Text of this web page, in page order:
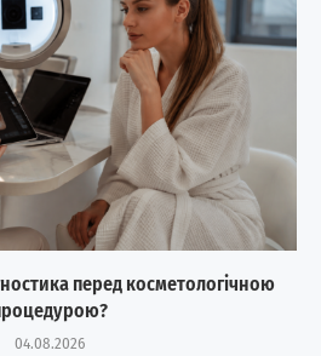
перед косметологічною
04.08.2026